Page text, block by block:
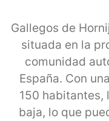
Gallegos de
situada en la
comunidad
España. Con
150 habitantes,
baja, lo que